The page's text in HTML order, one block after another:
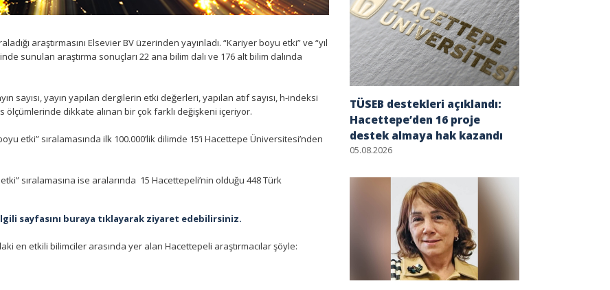
araştırmasını Elsevier BV üzerinden yayınladı. “Kariyer boyu etki” ve “yıl
sunulan araştırma sonuçları 22 ana bilim dalı ve 176 alt bilim dalında
sayısı, yayın yapılan dergilerin etki değerleri, yapılan atıf sayısı, h-indeksi
dikkate alınan bir çok farklı değişkeni içeriyor.
etki” sıralamasında ilk 100.000’lik dilimde 15’i Hacettepe Üniversitesi’nden
sıralamasına ise aralarında 15 Hacettepeli’nin olduğu 448 Türk
sayfasını buraya tıklayarak ziyaret edebilirsiniz.
en etkili bilimciler arasında yer alan Hacettepeli araştırmacılar şöyle:
TÜSEB destekleri açıklandı:
Hacettepe’den 16 proje
destek almaya hak kazandı
05.08.2026